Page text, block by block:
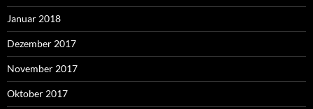
Januar 2018
Dezember 2017
November 2017
Oktober 2017